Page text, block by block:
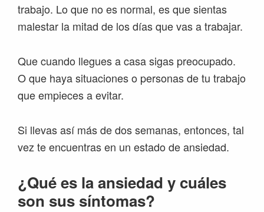
trabajo. Lo que no es normal, es que sientas
malestar la mitad de los días que vas a trabajar.
Que cuando llegues a casa sigas preocupado.
O que haya situaciones o personas de tu trabajo
que empieces a evitar.
Si llevas así más de dos semanas, entonces, tal
vez te encuentras en un estado de ansiedad.
¿Qué es la ansiedad y cuáles
son sus síntomas?